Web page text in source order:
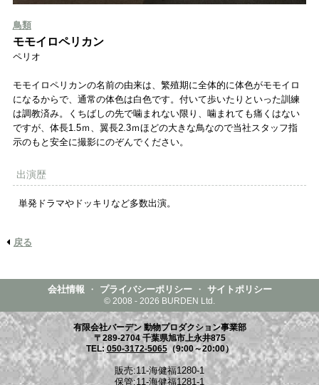
鳥類
モモイロペリカン
ペリオ
モモイロペリカンの名前の由来は、繁殖期に全体的に体色がモモイロ
になるからで、通常の体色は白色です。付いて歩いたりといった訓練
は調教済み。くちばしの先で噛まれない限り、噛まれても痛くはない
ですが、体長1.5ｍ、翼長2.3ｍほどの大きな鳥なので当社スタッフ指
示のもと安全に撮影にのぞんでください。
出演歴
単発ドラマやドッキリなど多数出演。
戻る
会社情報 ・ プライバシーポリシー ・ サイトポリシー
© 2008 - 2026 BURDEN Ltd.
有限会社バーデン 動物プロダクション事業部
〒289-2704 千葉県旭市上永井875
TEL:050-3172-5065（9:00～20:00）
販売:11-海健福1280-1
保管:11-海健福1281-1